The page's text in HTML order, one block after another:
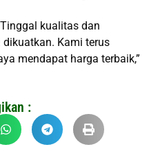
kualitas dan
Kami terus
mendapat harga terbaik,”
: